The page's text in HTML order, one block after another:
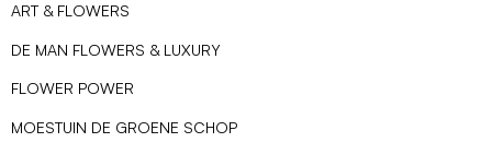
ART & FLOWERS
DE MAN FLOWERS & LUXURY
FLOWER POWER
MOESTUIN DE GROENE SCHOP